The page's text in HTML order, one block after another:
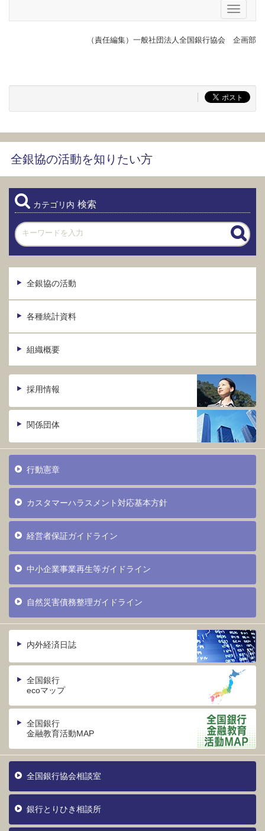
（責任編集）一般社団法人全国銀行協会 企画部
メニュ
全銀協の活動を知りたい方
カテゴリ内 検索
全銀協の活動
各種統計資料
組織概要
採用情報
関係団体
行動憲章
カスタマーハラスメント対応基本方針
経営者保証ガイドライン
中小企業事業再生等ガイドライン
自然災害債務整理ガイドライン
内外経済日誌
全国銀行
ecoマップ
全国銀行
金融教育活動MAP
全国銀行協会相談室
銀行とりひき相談所